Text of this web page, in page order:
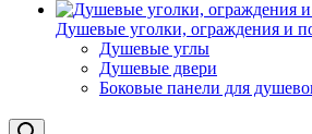
Душевые уголки, ограждения и
Душевые углы
Душевые двери
Боковые панели для